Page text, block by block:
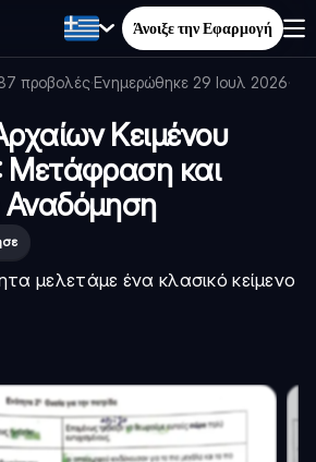
Άνοιξε την Εφαρμογή
προβολές·Ενημερώθηκε 29 Ιουλ 2026·
Κειμένου
Μετάφραση και
Αναδόμηση
μελετάμε ένα κλασικό κείμενο